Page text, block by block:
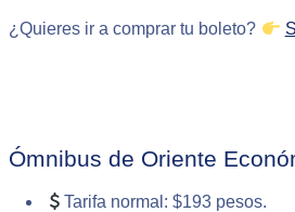
¿Quieres ir a comprar tu boleto?
Ómnibus de Oriente
Tarifa normal: $193 pesos.